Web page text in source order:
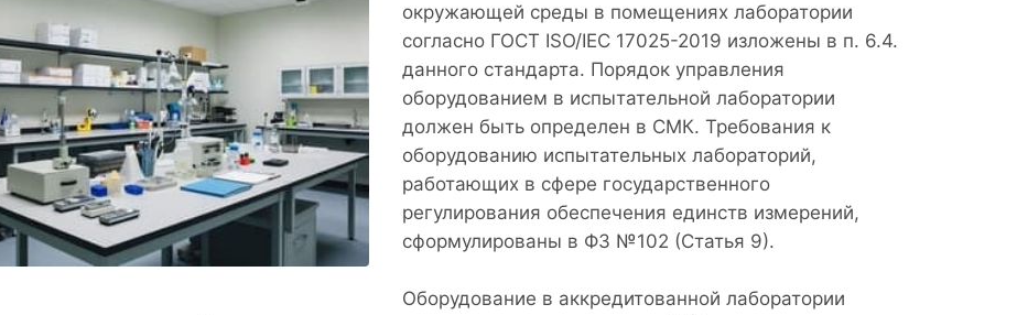
окружающей среды в помещениях лаборатории
согласно ГОСТ ISO/IEC 17025-2019 изложены в п. 6.4.
данного стандарта. Порядок управления
оборудованием в испытательной лаборатории
должен быть определен в СМК. Требования к
оборудованию испытательных лабораторий,
работающих в сфере государственного
регулирования обеспечения единств измерений,
сформулированы в ФЗ №102 (Статья 9).
Оборудование в аккредитованной лаборатории